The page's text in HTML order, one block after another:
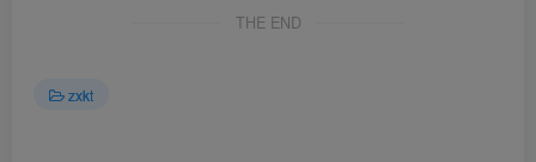
THE END
zxkt